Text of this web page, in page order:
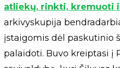
atliekų, rinkti, kremuoti
arkivyskupija
įstaigomis dėl paskutinio
palaidoti. Buvo kreiptasi į